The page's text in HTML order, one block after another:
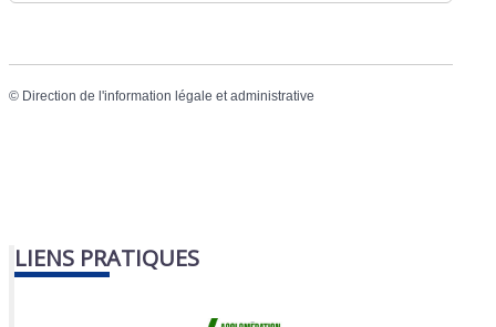
© Direction de l'information légale et administrative
LIENS PRATIQUES